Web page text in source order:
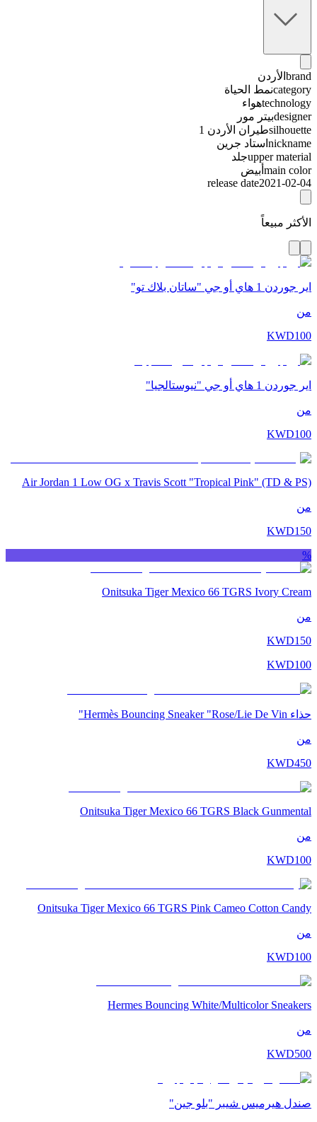
brand الأردن
categoryنمط الحياة
technologyهواء
designerبيتر مور
silhouetteطيران الأردن 1
nickname استاد جرين
upper materialجلد
main color أبيض
release date2021-02-04
الأكثر مبيعاً
اير جوردن 1 هاي أو جي "ساتان بلاك تو"
من
KWD100
اير جوردن 1 هاي أو جي "نيوستالجيا"
من
KWD100
Air Jordan 1 Low OG x Travis Scott "Tropical Pink" (TD & PS)
من
KWD150
%
Onitsuka Tiger Mexico 66 TGRS Ivory Cream
من
KWD150
KWD100
حذاء Hermès Bouncing Sneaker "Rose/Lie De Vin"
من
KWD450
Onitsuka Tiger Mexico 66 TGRS Black Gunmental
من
KWD100
Onitsuka Tiger Mexico 66 TGRS Pink Cameo Cotton Candy
من
KWD100
Hermes Bouncing White/Multicolor Sneakers
من
KWD500
صندل هيرميس شيبر "بلو جين"